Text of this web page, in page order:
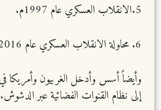
5.الانقلاب العسكري عام 1997م.
6. محاولة الانقلاب العسكري عام 2016م.
وأيضاً أسس وأدخل الغربيون وأمريكا
إلى نظام القنوات الفضائية عبر الدشوش.